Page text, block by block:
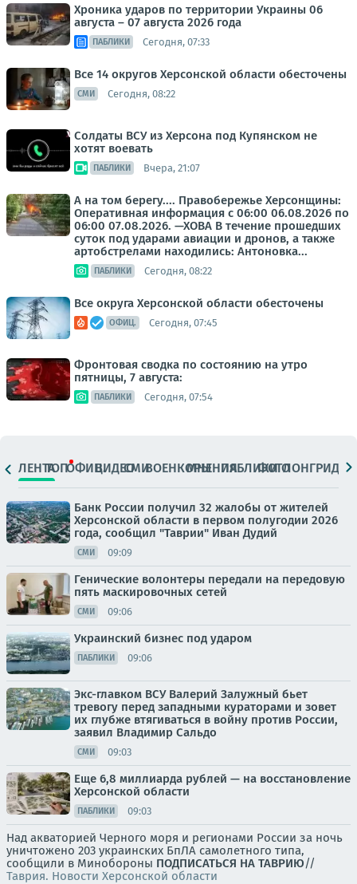
Хроника ударов по территории Украины 06
августа – 07 августа 2026 года
ПАБЛИКИ Сегодня, 07:33
Все 14 округов Херсонской области обесточены
СМИ Сегодня, 08:22
Солдаты ВСУ из Херсона под Купянском не
хотят воевать
ПАБЛИКИ Вчера, 21:07
А на том берегу.... Правобережье Херсонщины:
Оперативная информация с 06:00 06.08.2026 по
06:00 07.08.2026. —ХОВА В течение прошедших
суток под ударами авиации и дронов, а также
артобстрелами находились: Антоновка...
ПАБЛИКИ Сегодня, 08:22
Все округа Херсонской области обесточены
ОФИЦ. Сегодня, 07:45
Фронтовая сводка по состоянию на утро
пятницы, 7 августа:
ПАБЛИКИ Сегодня, 07:54
ЛЕНТАТОПОФИЦ.ВИДЕОСМИВОЕНКОРЫМНЕНИЯПАБЛИКИ
ФОТОЛОНГРИДЫ
Банк России получил 32 жалобы от жителей
Херсонской области в первом полугодии 2026
года, сообщил "Таврии" Иван Дудий
СМИ 09:09
Генические волонтеры передали на передовую
пять маскировочных сетей
СМИ 09:06
Украинский бизнес под ударом
ПАБЛИКИ 09:06
Экс-главком ВСУ Валерий Залужный бьет
тревогу перед западными кураторами и зовет
их глубже втягиваться в войну против России,
заявил Владимир Сальдо
СМИ 09:03
Еще 6,8 миллиарда рублей — на восстановление
Херсонской области
ПАБЛИКИ 09:03
Над акваторией Черного моря и регионами России за ночь
уничтожено 203 украинских БпЛА самолетного типа,
сообщили в Минобороны ПОДПИСАТЬСЯ НА ТАВРИЮ//
Таврия. Новости Херсонской области